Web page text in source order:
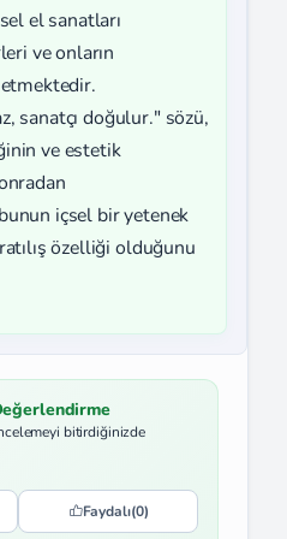
el sanatları
ve onların
sanatçı doğulur." sözü,
ve estetik
içsel bir yetenek
özelliği olduğunu
bitirdiğinizde
Faydalı(0)